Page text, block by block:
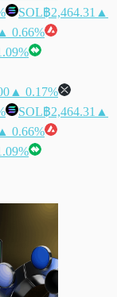
SOL฿2,464.31 ▲
▲ 0.66%
▲ 0.17%
SOL฿2,464.31 ▲
▲ 0.66%